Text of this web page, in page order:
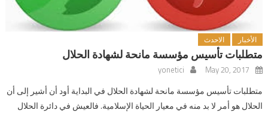
الأخبار الاحدث
متطلبات تأسيس مؤسسة مانحة لشهادة الحلال
May 20, 2017
yonetici
متطلبات تأسيس مؤسسة مانحة لشهادة الحلال في البداية أود أن أشير إلى أن
الحلال هو أمر لا بد منه في معيار الحياة الإسلامية. فالعيش في دائرة الحلال